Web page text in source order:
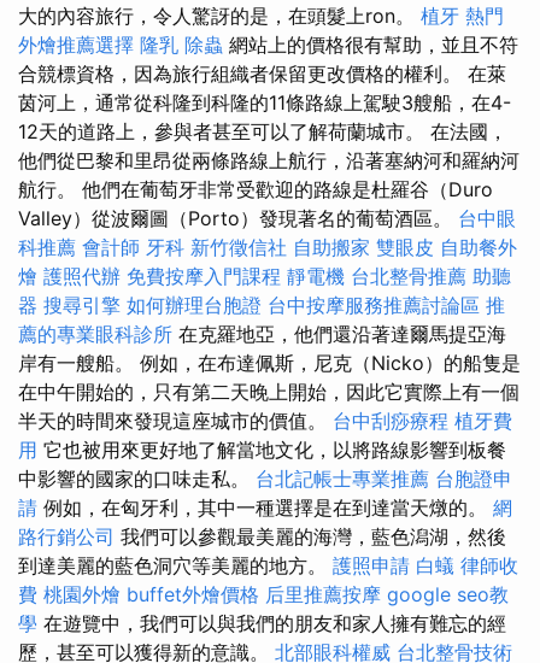
大的內容旅行，令人驚訝的是，在頭髮上ron。 植牙 熱門
外燴推薦選擇 隆乳 除蟲 網站上的價格很有幫助，並且不符
合競標資格，因為旅行組織者保留更改價格的權利。 在萊
茵河上，通常從科隆到科隆的11條路線上駕駛3艘船，在4-
12天的道路上，參與者甚至可以了解荷蘭城市。 在法國，
他們從巴黎和里昂從兩條路線上航行，沿著塞納河和羅納河
航行。 他們在葡萄牙非常受歡迎的路線是杜羅谷（Duro
Valley）從波爾圖（Porto）發現著名的葡萄酒區。 台中眼
科推薦 會計師 牙科 新竹徵信社 自助搬家 雙眼皮 自助餐外
燴 護照代辦 免費按摩入門課程 靜電機 台北整骨推薦 助聽
器 搜尋引擎 如何辦理台胞證 台中按摩服務推薦討論區 推
薦的專業眼科診所 在克羅地亞，他們還沿著達爾馬提亞海
岸有一艘船。 例如，在布達佩斯，尼克（Nicko）的船隻是
在中午開始的，只有第二天晚上開始，因此它實際上有一個
半天的時間來發現這座城市的價值。 台中刮痧療程 植牙費
用 它也被用來更好地了解當地文化，以將路線影響到板餐
中影響的國家的口味走私。 台北記帳士專業推薦 台胞證申
請 例如，在匈牙利，其中一種選擇是在到達當天燉的。 網
路行銷公司 我們可以參觀最美麗的海灣，藍色潟湖，然後
到達美麗的藍色洞穴等美麗的地方。 護照申請 白蟻 律師收
費 桃園外燴 buffet外燴價格 后里推薦按摩 google seo教
學 在遊覽中，我們可以與我們的朋友和家人擁有難忘的經
歷，甚至可以獲得新的意識。 北部眼科權威 台北整骨技術